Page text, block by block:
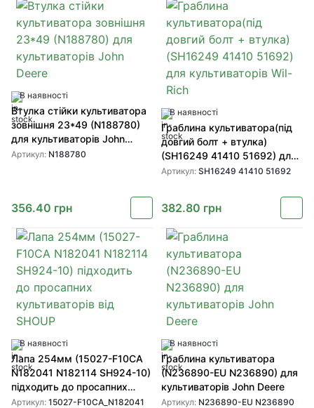
В наявності
Втулка стійки культиватора
зовнішня 23*49 (N188780)
для культиваторів John
Deere
Артикул: N188780
356.40 грн
В наявності
Граблина культиватора(під
довгий болт + втулка)
(SH16249 41410 51692) для
культиваторів Wil-Rich
Артикул: SH16249 41410 51692
382.80 грн
В наявності
Лапа 254мм (15027-F10CA
N182041 N182114 SH924-10)
підходить до просапних
культиваторів від SHOUP
Артикул: 15027-F10CA_N182041
В наявності
Граблина культиватора
(N236890-EU N236890) для
культиваторів John Deere
Артикул: N236890-EU N236890